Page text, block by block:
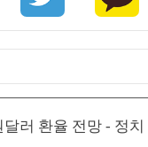
달러 환율 전망 - 정